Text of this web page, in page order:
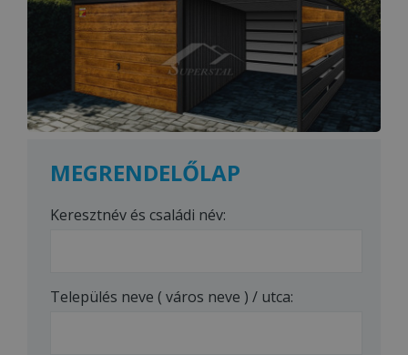
MEGRENDELŐLAP
Keresztnév és családi név:
Település neve ( város neve ) / utca: